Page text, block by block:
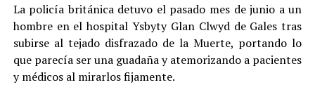
La policía británica detuvo el pasado mes de junio a un
hombre en el hospital Ysbyty Glan Clwyd de Gales tras
subirse al tejado disfrazado de la Muerte, portando lo
que parecía ser una guadaña y atemorizando a pacientes
y médicos al mirarlos fijamente.